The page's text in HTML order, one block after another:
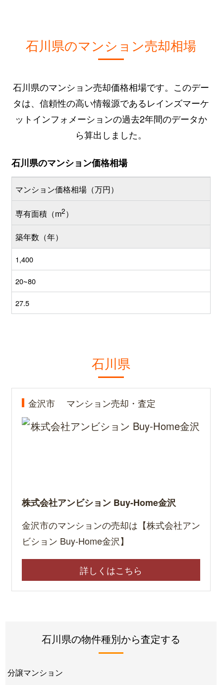
石川県のマンション売却相場
石川県のマンション売却価格相場です。このデー
タは、信頼性の高い情報源であるレインズマーケ
ットインフォメーションの過去2年間のデータか
ら算出しました。
石川県のマンション価格相場
マンション価格相場（万円）
専有面積（m2）
築年数（年）
1,400
20~80
27.5
石川県
金沢市 マンション売却・査定
株式会社アンビション Buy-Home金沢
金沢市のマンションの売却は【株式会社アン
ビション Buy-Home金沢】
詳しくはこちら
石川県の物件種別から査定する
分譲マンション